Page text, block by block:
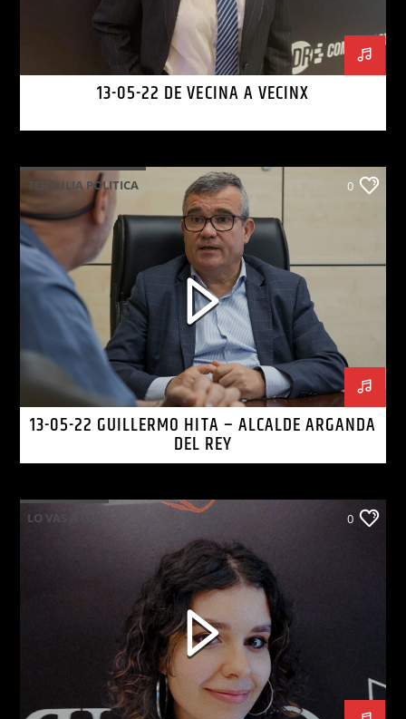
13-05-22 DE VECINA A VECINX
TERTULIA POLITICA 0
13-05-22 GUILLERMO HITA – ALCALDE ARGANDA
DEL REY
LO VAS A OIR 0